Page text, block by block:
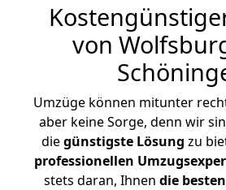
von
Umzüge können mitunter
aber keine Sorge, denn wir
diegünstigste Lösung zu
professionellen
stets daran, Ihnen die